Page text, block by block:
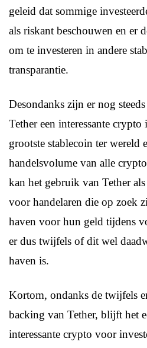
geleid dat sommige
als riskant beschouwen en er
om te investeren in andere
transparantie.
Desondanks zijn er nog
Tether een interessante
grootste stablecoin ter wereld
handelsvolume van alle
kan het gebruik van Tether
voor handelaren die op zoek
haven voor hun geld tijdens
er dus twijfels of dit wel
haven is.
Kortom, ondanks de twijfels
backing van Tether, blijft het
interessante crypto voor